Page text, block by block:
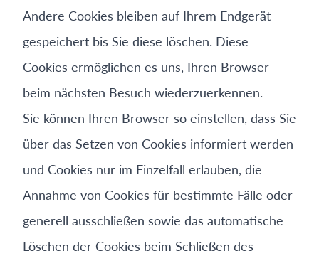
Andere Cookies bleiben auf Ihrem Endgerät
gespeichert bis Sie diese löschen. Diese
Cookies ermöglichen es uns, Ihren Browser
beim nächsten Besuch wiederzuerkennen.
Sie können Ihren Browser so einstellen, dass Sie
über das Setzen von Cookies informiert werden
und Cookies nur im Einzelfall erlauben, die
Annahme von Cookies für bestimmte Fälle oder
generell ausschließen sowie das automatische
Löschen der Cookies beim Schließen des